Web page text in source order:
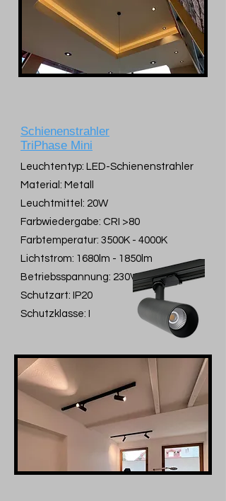
Schienenstrahler
TriPhase Mini
Leuchtentyp: LED-Schienenstrahler
Material: Metall
Leuchtmittel: 20W
Farbwiedergabe: CRI >80
Farbtemperatur: 3500K - 4000K
Lichtstrom: 1680lm - 1850lm
Betriebsspannung: 230V
Schutzart: IP20
Schutzklasse: I